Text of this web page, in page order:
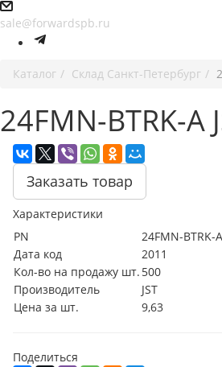
sale@forwardspb.ru
Каталог Cклад Санкт-Петербург
24FMN-BTRK-A
Заказать товар
Характеристики
PN
24FMN-BTRK-A
Дата код
2011
Кол-во на продажу шт. 500
Производитель
JST
Цена за шт.
9,63
Поделиться